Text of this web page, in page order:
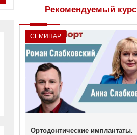
Рекомендуемый курс
СЕМИНАР
Ортодонтические имплантаты.